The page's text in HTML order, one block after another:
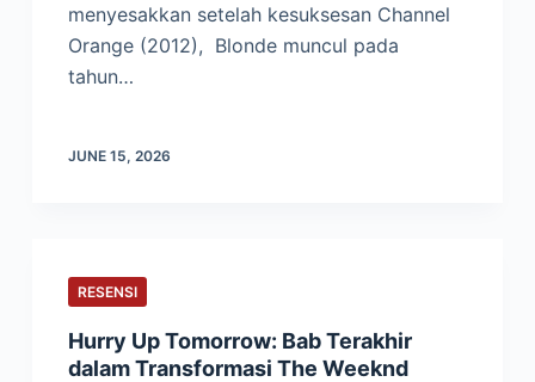
menyesakkan setelah kesuksesan Channel
Orange (2012), Blonde muncul pada
tahun…
JUNE 15, 2026
RESENSI
Hurry Up Tomorrow: Bab Terakhir
dalam Transformasi The Weeknd